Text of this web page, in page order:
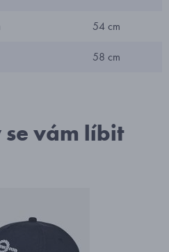
54 cm
58 cm
vám líbit